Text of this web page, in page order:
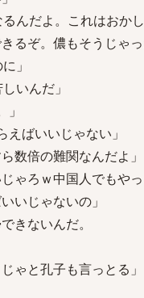
んだよ。これはおかし
るぞ。儂もそうじゃっ
」
いんだ」
ばいいじゃない」
数倍の難関なんだよ」
ゃろｗ中国人でもやっ
いじゃないの」
きないんだ。
ゃと孔子も言っとる」